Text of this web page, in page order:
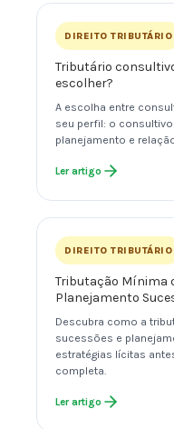
DIREITO TRIBUTÁRIO
Tributário
escolher?
A escolha entre
seu perfil: o
planejamento e
Ler artigo
DIREITO TRIBUTÁRIO
Tributação Mínima
Planejamento
Descubra como a
sucessões e
estratégias lícitas
completa.
Ler artigo